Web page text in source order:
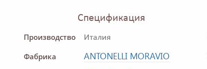
Спецификация
Производство Италия
Фабрика ANTONELLI MORAVIO